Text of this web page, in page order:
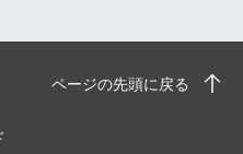
ページの先頭に戻る